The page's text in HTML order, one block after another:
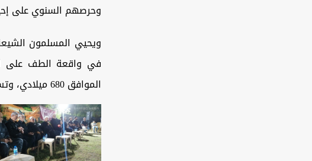
وحرصهم السنوي على
ويحيي المسلمون
الموافق 680 ميلادي، وتستمر حتى ذكرى الزيارة الأربعينية بعد أربعين يوماً على يوم عاشوراء.